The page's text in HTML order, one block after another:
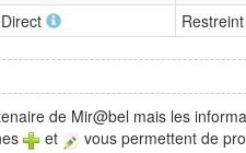
Restreint
de Mir@bel mais les
et vous permettent de